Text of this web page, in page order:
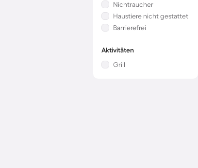
Nichtraucher
Haustiere nicht gestattet
Barrierefrei
Aktivitäten
Grill